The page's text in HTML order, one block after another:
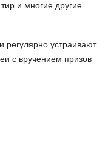
и многие другие
регулярно устраивают
с вручением призов